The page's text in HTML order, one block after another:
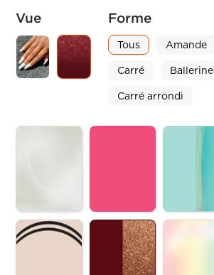
Vue Forme
Tous Amande
Carré Ballerine
Carré arrondi